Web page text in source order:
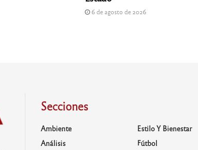
6 de agosto de 2026
Secciones
Ambiente
Análisis
Estilo Y Bienestar
Fútbol